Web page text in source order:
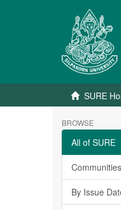
SURE
BROWSE
All of SURE
By Issue